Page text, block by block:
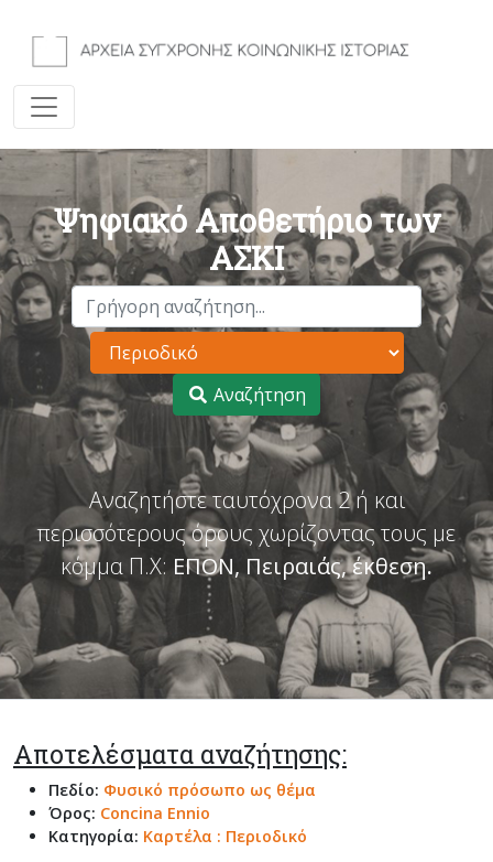
Ψηφιακό Αποθετήριο των
ΑΣΚΙ
Αναζήτηση
Αναζητήστε ταυτόχρονα 2 ή και
περισσότερους όρους χωρίζοντας τους με
κόμμα Π.Χ: ΕΠΟΝ, Πειραιάς, έκθεση.
Αποτελέσματα αναζήτησης:
Πεδίο: Φυσικό πρόσωπο ως θέμα
Όρος: Concina Ennio
Κατηγορία: Καρτέλα : Περιοδικό